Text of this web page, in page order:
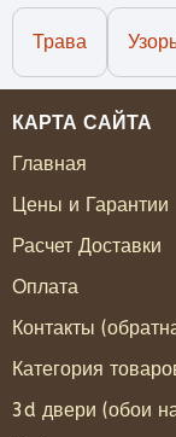
Трава
КАРТА САЙТА
Главная
Цены и Гарантии
Расчет Доставки
Оплата
Контакты
Категория
3d двери (обои